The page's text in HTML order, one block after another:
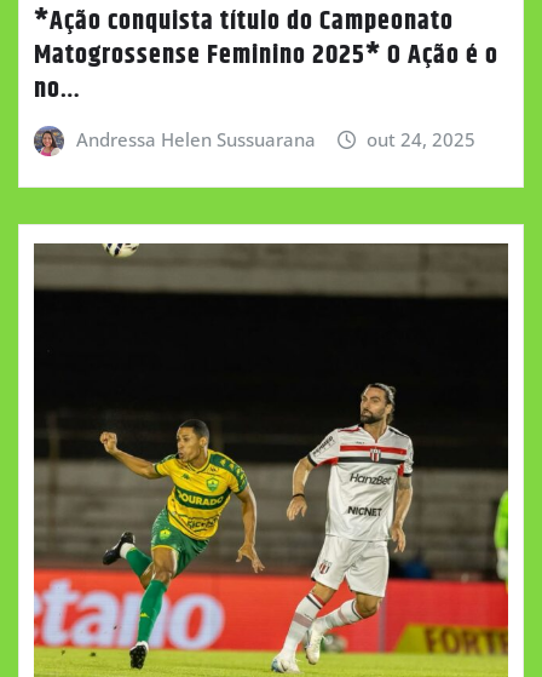
*Ação conquista título do Campeonato
Matogrossense Feminino 2025* O Ação é o
no…
Andressa Helen Sussuarana out 24, 2025